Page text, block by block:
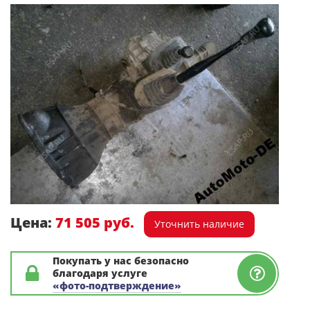
Цена: 71 505 руб. Уточнить наличие
Покупать у нас безопасно
благодаря услуге
«фото-подтверждение»